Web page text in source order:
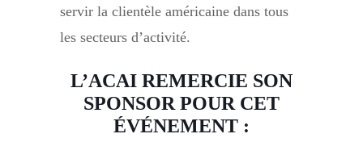
servir la clientèle américaine dans tous
les secteurs d’activité.
L’ACAI REMERCIE SON
SPONSOR POUR CET
ÉVÉNEMENT :